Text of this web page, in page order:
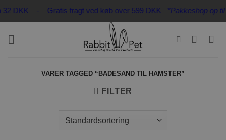
Fortsæt
DKK - Gratis fragt ved køb over 599 DKK*Pakkeshop op til
VARER TAGGED “BADESAND TIL HAMSTER”
FILTER